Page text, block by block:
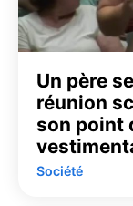
Un père
réunion
son point
Société